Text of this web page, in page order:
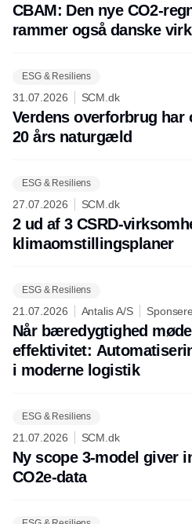
CBAM: Den nye CO2-
rammer også danske
ESG & Resiliens
31.07.2026 SCM.dk
Verdens overforbrug har
20 års naturgæld
ESG & Resiliens
27.07.2026 SCM.dk
2 ud af 3 CSRD-
klimaomstillingsplaner
ESG & Resiliens
21.07.2026 Antalis A/S
Når bæredygtighed
effektivitet:
i moderne logistik
ESG & Resiliens
21.07.2026 SCM.dk
Ny scope 3-model giver
CO2e-data